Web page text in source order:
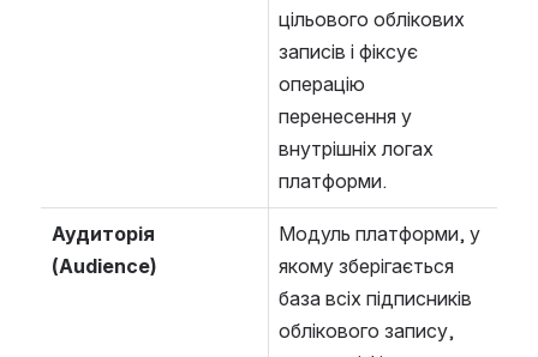
цільового облікових
записів і фіксує
операцію
перенесення у
внутрішніх логах
платформи.
Аудиторія
(Audience)
Модуль платформи, у
якому зберігається
база всіх підписників
облікового запису,